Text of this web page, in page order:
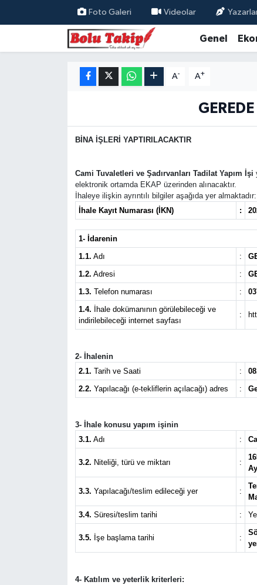
Foto Galeri Videolar
Genel
A- A+
BİNA İŞLERİ YAPTIRILACAKTIR
Cami Tuvaletleri ve Şadırvanları Tadilat Yapım İşi
elektronik ortamda EKAP üzerinden alınacaktır.
İhaleye ilişkin ayrıntılı bilgiler aşağıda yer almaktadır:
İhale Kayıt Numarası (İKN)
:
1- İdarenin
1.1. Adı :
1.2. Adresi :
1.3. Telefon numarası :
1.4. İhale dokümanının görülebileceği ve
indirilebileceği internet sayfası
:
2- İhalenin
2.1. Tarih ve Saati :
2.2. Yapılacağı (e-tekliflerin açılacağı) adres :
3- İhale konusu yapım işinin
3.1. Adı :
3.2. Niteliği, türü ve miktarı :
3.3. Yapılacağı/teslim edileceği yer :
3.4. Süresi/teslim tarihi :
3.5. İşe başlama tarihi :
4- Katılım ve yeterlik kriterleri: